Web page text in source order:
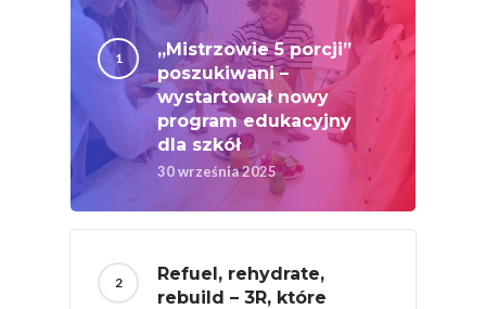
„Mistrzowie 5 porcji”
poszukiwani –
wystartował nowy
program edukacyjny
dla szkół
30 września 2025
Refuel, rehydrate,
rebuild – 3R, które
Federacja
Związków
Rolnych – Ziemniaki
Jedz Owoce I
Nich Największa
Skrywa!
Festiwal Młody
Jemy Eko Warzywa I